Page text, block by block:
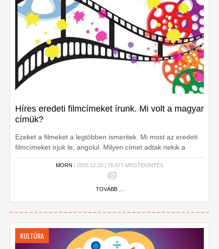
Híres eredeti filmcímeket írunk. Mi volt a magyar
címük?
Ezeket a filmeket a legtöbben ismeritek. Mi most az eredeti
filmcímeket írjuk le, angolul. Milyen címet adtak nekik a
magyar forgalmazók?
MORN | 2025.12.20 | 76,977 MEGTEKINTÉS
TOVÁBB ...
KULTÚRA